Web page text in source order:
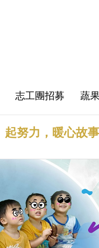
志工團招募 蔬
起努力，暖心故